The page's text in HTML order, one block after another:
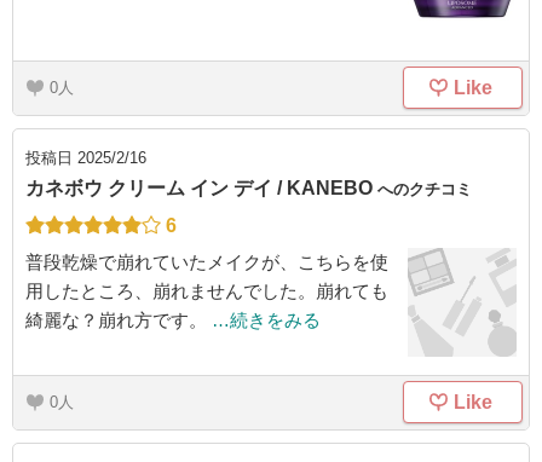
0 Like
投稿日 2025/2/16
カネボウ クリーム イン デイ / KANEBO へのクチコミ
6
普段乾燥で崩れていたメイクが、こちらを使
用したところ、崩れませんでした。崩れても
綺麗な？崩れ方です。
…続きをみる
0 Like